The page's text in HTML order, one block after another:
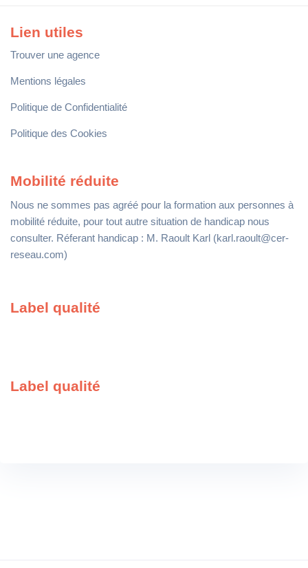
Lien utiles
Trouver une agence
Mentions légales
Politique de Confidentialité
Politique des Cookies
Mobilité réduite
Nous ne sommes pas agréé pour la formation aux personnes à
mobilité réduite, pour tout autre situation de handicap nous
consulter. Réferant handicap : M. Raoult Karl (karl.raoult@cer-
reseau.com)
Label qualité
Label qualité